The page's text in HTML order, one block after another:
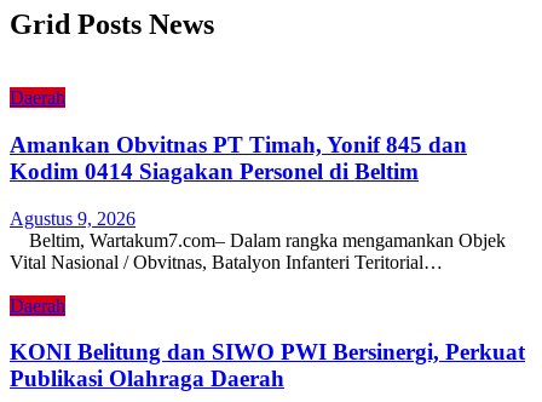
Grid Posts News
Daerah
Amankan Obvitnas PT Timah, Yonif 845 dan
Kodim 0414 Siagakan Personel di Beltim
Agustus 9, 2026
Beltim, Wartakum7.com– Dalam rangka mengamankan Objek
Vital Nasional / Obvitnas, Batalyon Infanteri Teritorial…
Daerah
KONI Belitung dan SIWO PWI Bersinergi, Perkuat
Publikasi Olahraga Daerah